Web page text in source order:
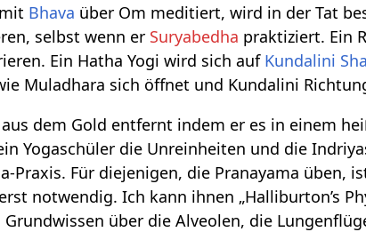
Bhava über Om meditiert, wird in der Tat
selbst wenn er Suryabedha praktiziert. Ein
Ein Hatha Yogi wird sich auf Kundalini
Muladhara sich öffnet und Kundalini
dem Gold entfernt indem er es in einem
Yogaschüler die Unreinheiten und die
Praxis. Für diejenigen, die Pranayama üben,
notwendig. Ich kann ihnen „Halliburton’s
über die Alveolen, die